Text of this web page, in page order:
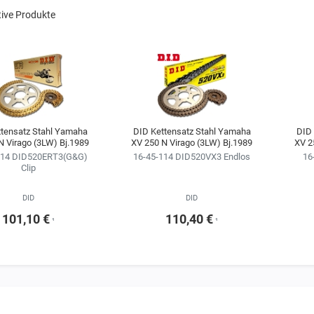
Produkte
Stahl Yamaha
Virago (3LW) Bj.1989
DID520ERT3(G&G)
Clip
DID
101,10 € ¹
DID Kettensatz Stahl Yamaha
XV 250 N Virago (3LW) Bj.1989
16-45-114 DID520VX3 Endlos
DID
110,40 € ¹
XV